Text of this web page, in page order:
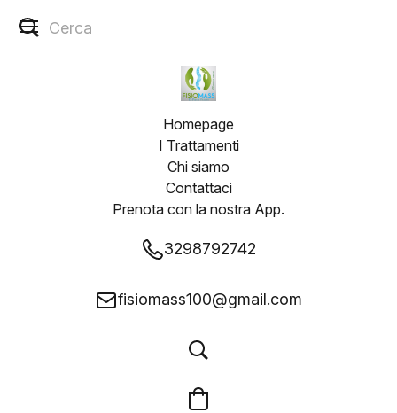
Homepage
I Trattamenti
Chi siamo
Contattaci
Prenota con la nostra App.
3298792742
fisiomass100@gmail.com